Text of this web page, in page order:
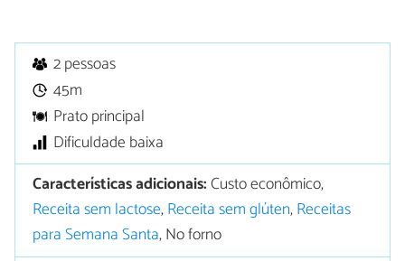
2 pessoas
45m
Prato principal
Dificuldade baixa
Características adicionais:Custo econômico,
Receita sem lactose,Receita sem glúten,Receitas
para Semana Santa, No forno